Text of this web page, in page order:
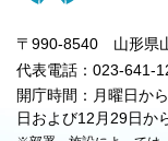
〒990-8540 山形県
代表電話：023-641-
開庁時間：月曜日か
日および12月29日か